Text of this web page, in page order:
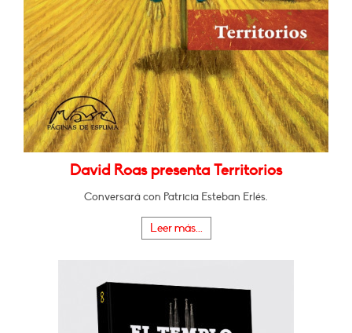
David Roas presenta Territorios
Conversará con Patricia Esteban Erlés.
Leer más...